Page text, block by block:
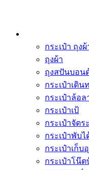
กระเป๋า ถุง
ถุงผ้า
ถุงสปันบอน
กระเป๋าเดิน
กระเป๋าล้อล
กระเป๋าเป้
กระเป๋าจัดร
กระเป๋าพับไ
กระเป๋าเก็
กระเป๋าโน๊ต